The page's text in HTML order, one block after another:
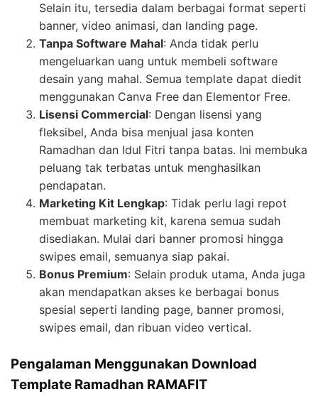
Selain itu, tersedia dalam berbagai format seperti
banner, video animasi, dan landing page.
Tanpa Software Mahal: Anda tidak perlu
mengeluarkan uang untuk membeli software
desain yang mahal. Semua template dapat diedit
menggunakan Canva Free dan Elementor Free.
Lisensi Commercial: Dengan lisensi yang
fleksibel, Anda bisa menjual jasa konten
Ramadhan dan Idul Fitri tanpa batas. Ini membuka
peluang tak terbatas untuk menghasilkan
pendapatan.
Marketing Kit Lengkap: Tidak perlu lagi repot
membuat marketing kit, karena semua sudah
disediakan. Mulai dari banner promosi hingga
swipes email, semuanya siap pakai.
Bonus Premium: Selain produk utama, Anda juga
akan mendapatkan akses ke berbagai bonus
spesial seperti landing page, banner promosi,
swipes email, dan ribuan video vertical.
Pengalaman Menggunakan Download
Template Ramadhan RAMAFIT